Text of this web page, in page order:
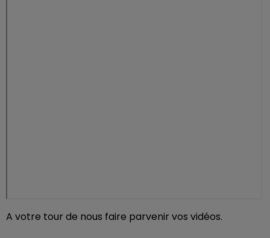
A votre tour de nous faire parvenir vos vidéos.